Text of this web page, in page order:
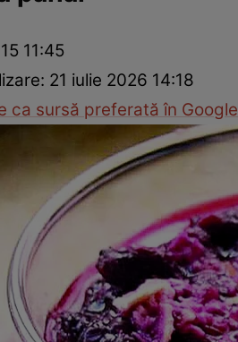
Rețete cu legume
11:45
21 iulie 2026 14:18
ca sursă preferată în Google